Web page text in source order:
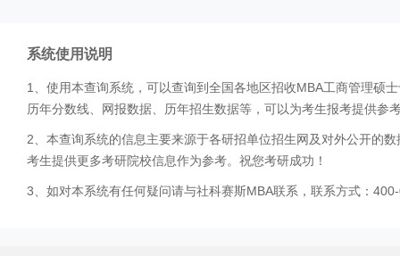
系统使用说明
1、使用本查询系统，可以查询到全国各地区招收MBA工商管理硕
历年分数线、网报数据、历年招生数据等，可以为考生报考提供参
2、本查询系统的信息主要来源于各研招单位招生网及对外公开的
考生提供更多考研院校信息作为参考。祝您考研成功！
3、如对本系统有任何疑问请与社科赛斯MBA联系，联系方式：